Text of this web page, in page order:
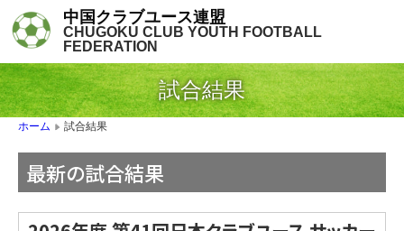
中国クラブユース連盟
CHUGOKU CLUB YOUTH FOOTBALL
FEDERATION
試合結果
ホーム ▶ 試合結果
最新の試合結果